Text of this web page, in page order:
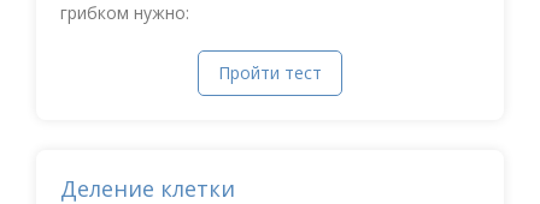
грибком нужно:
Пройти тест
Деление клетки